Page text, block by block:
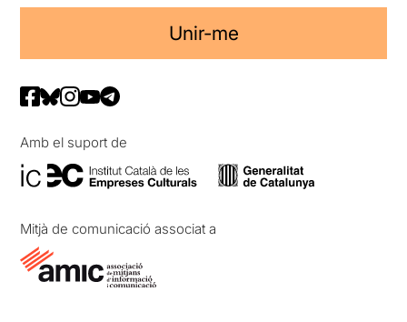
Unir-me
Amb el suport de
Mitjà de comunicació associat a